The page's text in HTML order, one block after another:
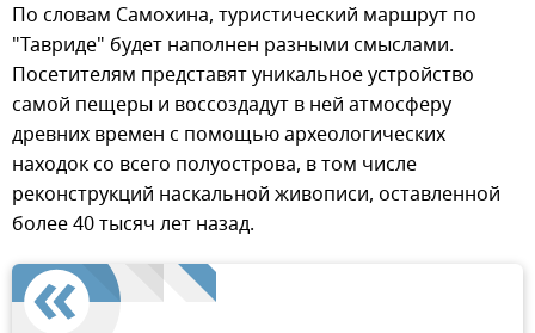
По словам Самохина, туристический маршрут по
"Тавриде" будет наполнен разными смыслами.
Посетителям представят уникальное устройство
самой пещеры и воссоздадут в ней атмосферу
древних времен с помощью археологических
находок со всего полуострова, в том числе
реконструкций наскальной живописи, оставленной
более 40 тысяч лет назад.